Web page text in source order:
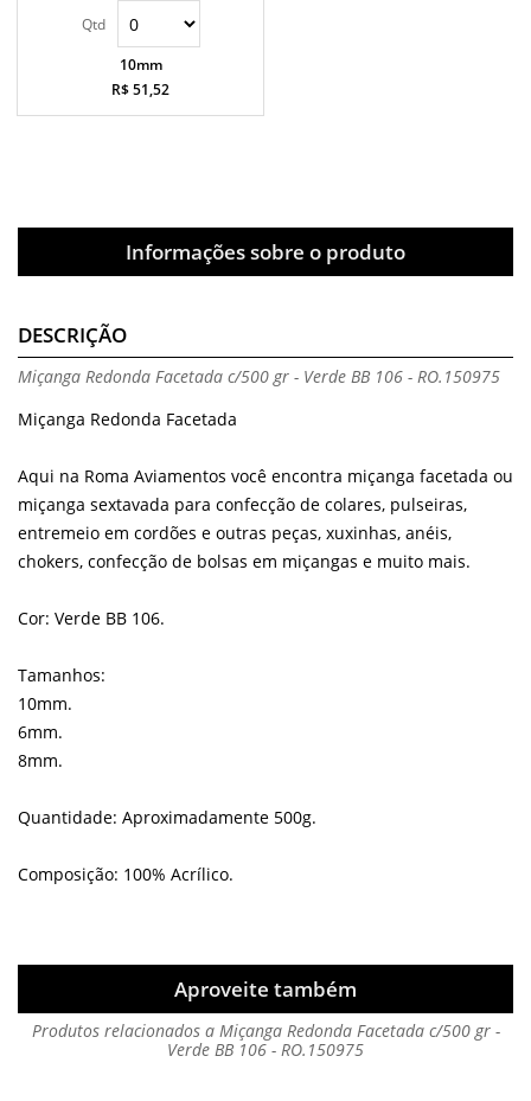
10mm
R$ 51,52
Informações sobre o produto
DESCRIÇÃO
Miçanga Redonda Facetada c/500 gr - Verde BB 106 - RO.150975
Miçanga Redonda Facetada
Aqui na Roma Aviamentos você encontra miçanga facetada ou
miçanga sextavada para confecção de colares, pulseiras,
entremeio em cordões e outras peças, xuxinhas, anéis,
chokers, confecção de bolsas em miçangas e muito mais.
Cor: Verde BB 106.
Tamanhos:
10mm.
6mm.
8mm.
Quantidade: Aproximadamente 500g.
Composição: 100% Acrílico.
Aproveite também
Produtos relacionados a Miçanga Redonda Facetada c/500 gr -
Verde BB 106 - RO.150975